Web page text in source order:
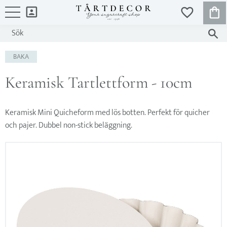
FAVORITER
BAKA
Keramisk Tartlettform - 10cm
Keramisk Mini Quicheform med lös botten. Perfekt för quicher
och pajer. Dubbel non-stick beläggning.